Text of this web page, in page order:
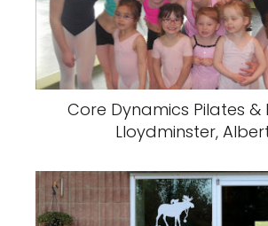
Core Dynamics Pilates &
Lloydminster,